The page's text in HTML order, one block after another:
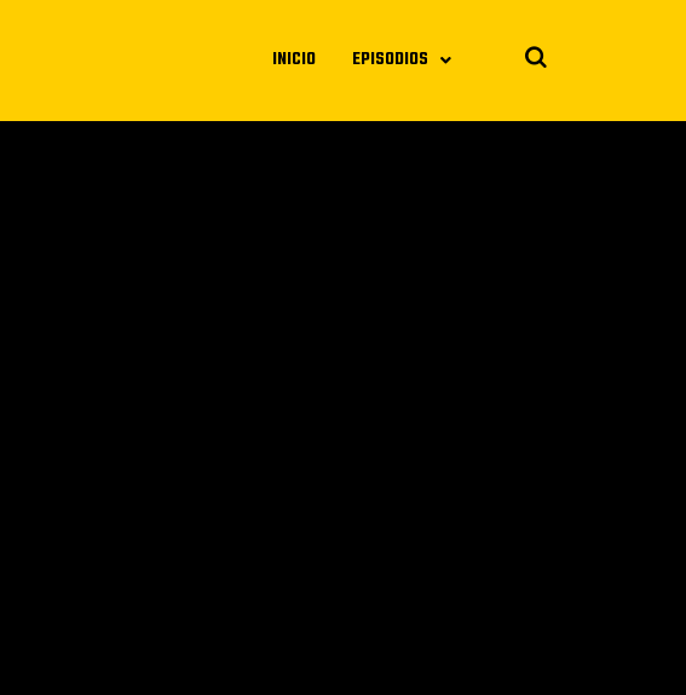
INICIO EPISODIOS